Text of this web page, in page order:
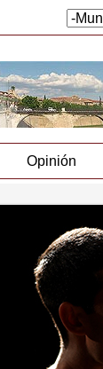
Opinión